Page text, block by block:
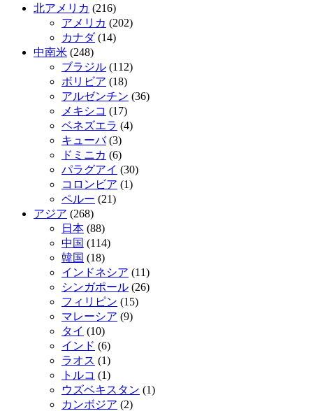
北アメリカ (216)
アメリカ (202)
カナダ(14)
中南米 (248)
ブラジル (112)
ボリビア (18)
アルゼンチン (36)
メキシコ (17)
ベネズエラ (4)
キューバ(3)
ドミニカ (6)
パラグアイ (30)
コロンビア (1)
ペルー (21)
アジア (268)
日本 (88)
中国 (114)
韓国 (18)
インドネシア (11)
シンガポール (26)
フィリピン (15)
マレーシア (9)
タイ (10)
インド (6)
ラオス (1)
トルコ (1)
ウズベキスタン (1)
カンボジア (2)